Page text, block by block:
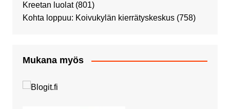
Kreetan luolat (801)
Kohta loppuu: Koivukylän kierrätyskeskus (758)
Mukana myös